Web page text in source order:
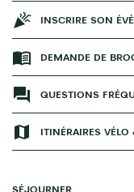
INSCRIRE SON
DEMANDE DE
QUESTIONS
ITINÉRAIRES
SÉJOURNER